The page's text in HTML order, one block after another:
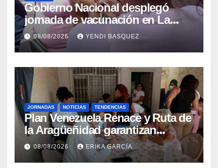
Gobierno Nacional desplegó
jornada de vacunación en La
Guaira para garantizar protección
epidemiológica
08/08/2026 YENDI BASQUEZ
JORNADAS NOTICIAS TENDENCIAS
Plan Venezuela Renace y Ruta de
la Aragüeñidad garantizan
atención médica integral en
Aragua
08/08/2026 ERIKA GARCÍA